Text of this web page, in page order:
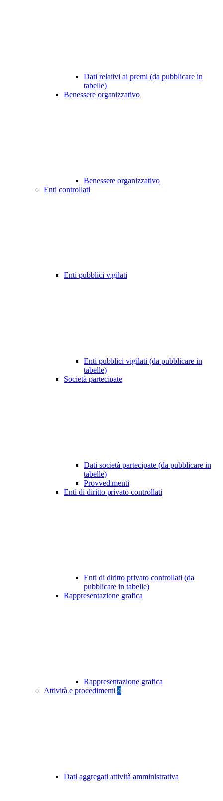
Dati relativi ai premi (da pubblicare in
tabelle)
Benessere organizzativo
Benessere organizzativo
Enti controllati
Enti pubblici vigilati
Enti pubblici vigilati (da pubblicare in
tabelle)
Società partecipate
Dati società partecipate (da pubblicare in
tabelle)
Provvedimenti
Enti di diritto privato controllati
Enti di diritto privato controllati (da
pubblicare in tabelle)
Rappresentazione grafica
Rappresentazione grafica
Attività e procedimenti 4
Dati aggregati attività amministrativa